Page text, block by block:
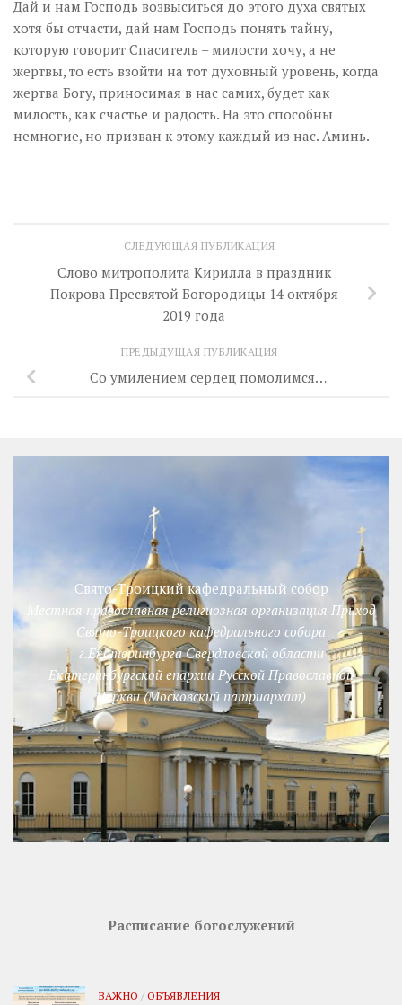
Дай и нам Господь возвыситься до этого духа святых
хотя бы отчасти, дай нам Господь понять тайну,
которую говорит Спаситель – милости хочу, а не
жертвы, то есть взойти на тот духовный уровень, когда
жертва Богу, приносимая в нас самих, будет как
милость, как счастье и радость. На это способны
немногие, но призван к этому каждый из нас. Аминь.
СЛЕДУЮЩАЯ ПУБЛИКАЦИЯ
Слово митрополита Кирилла в праздник
Покрова Пресвятой Богородицы 14 октября
2019 года
ПРЕДЫДУЩАЯ ПУБЛИКАЦИЯ
Со умилением сердец помолимся…
Свято-Троицкий кафедральный собор
Местная православная религиозная организация Приход
Свято-Троицкого кафедрального собора
г.Екатеринбурга Свердловской области
Екатеринбургской епархии Русской Православной
Церкви (Московский патриархат)
Расписание богослужений
ВАЖНО / ОБЪЯВЛЕНИЯ